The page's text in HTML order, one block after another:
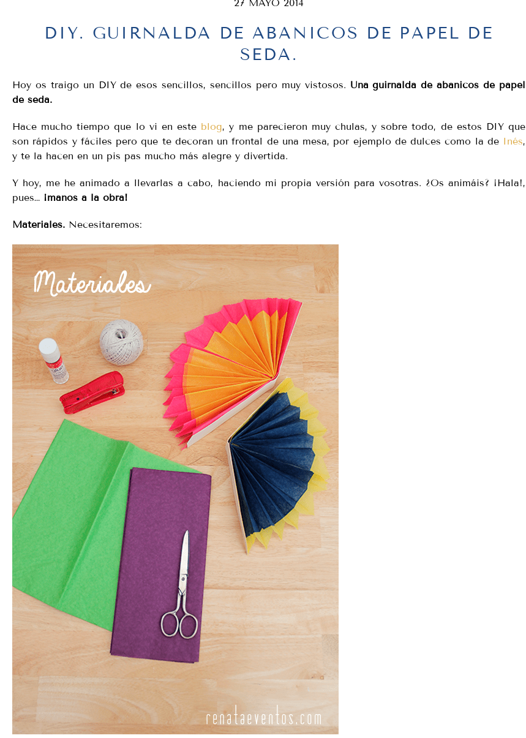
27 MAYO 2014
DIY. GUIRNALDA DE ABANICOS DE PAPEL DE
SEDA.
Hoy os traigo un DIY de esos sencillos, sencillos pero muy vistosos. Una guirnalda de abanicos de papel
de seda.
Hace mucho tiempo que lo vi en este blog, y me parecieron muy chulas, y sobre todo, de estos DIY que
son rápidos y fáciles pero que te decoran un frontal de una mesa, por ejemplo de dulces como la de Inés,
y te la hacen en un pis pas mucho más alegre y divertida.
Y hoy, me he animado a llevarlas a cabo, haciendo mi propia versión para vosotras. ¿Os animáis? ¡Hala!,
pues… ¡manos a la obra!
Materiales. Necesitaremos: